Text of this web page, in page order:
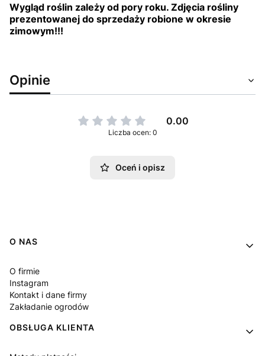
Wygląd roślin zależy od pory roku. Zdjęcia rośliny
prezentowanej do sprzedaży robione w okresie
zimowym!!!
Opinie
0.00
Liczba ocen: 0
Oceń i opisz
Linki w stopce
O NAS
O firmie
Instagram
Kontakt i dane firmy
Zakładanie ogrodów
OBSŁUGA KLIENTA